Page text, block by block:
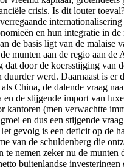
crisis. Is dit louter
en hun integratie in de
de basis ligt van de malaise
munten aan de regio aan de
dat door de koersstijging van
werd. Daarnaast is er
China, de dalende vraag
de stijgende import van
kantoren (men verwachtte
en dus een stijgende
gevolg is een deficit op de
van de schuldenberg die
te nemen zeker nu de munten
buitenlandse investeringen